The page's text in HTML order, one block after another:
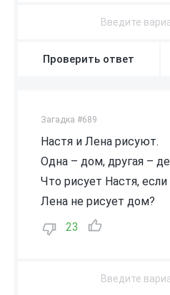
Проверить ответ
Загадка #689
Настя и Лена рисуют.
Одна – дом, другая –
Что рисует Настя, если
Лена не рисует дом?
23